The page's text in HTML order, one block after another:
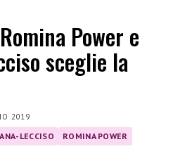
Power e
sceglie la
2019
LECCISO ROMINA POWER